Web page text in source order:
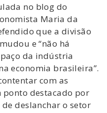
no blog do
Maria da
que a divisão
e “não há
da indústria
economia brasileira”.
com as
ponto destacado por
deslanchar o setor